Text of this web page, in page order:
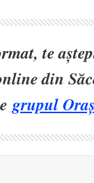
te
din
grupul